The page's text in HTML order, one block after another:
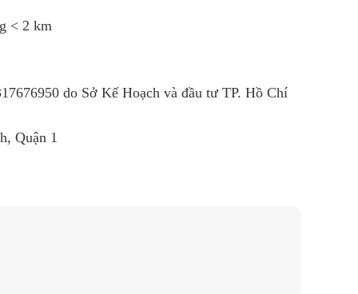
< 2 km
do Sở Kế Hoạch và đầu tư TP. Hồ Chí
Quận 1